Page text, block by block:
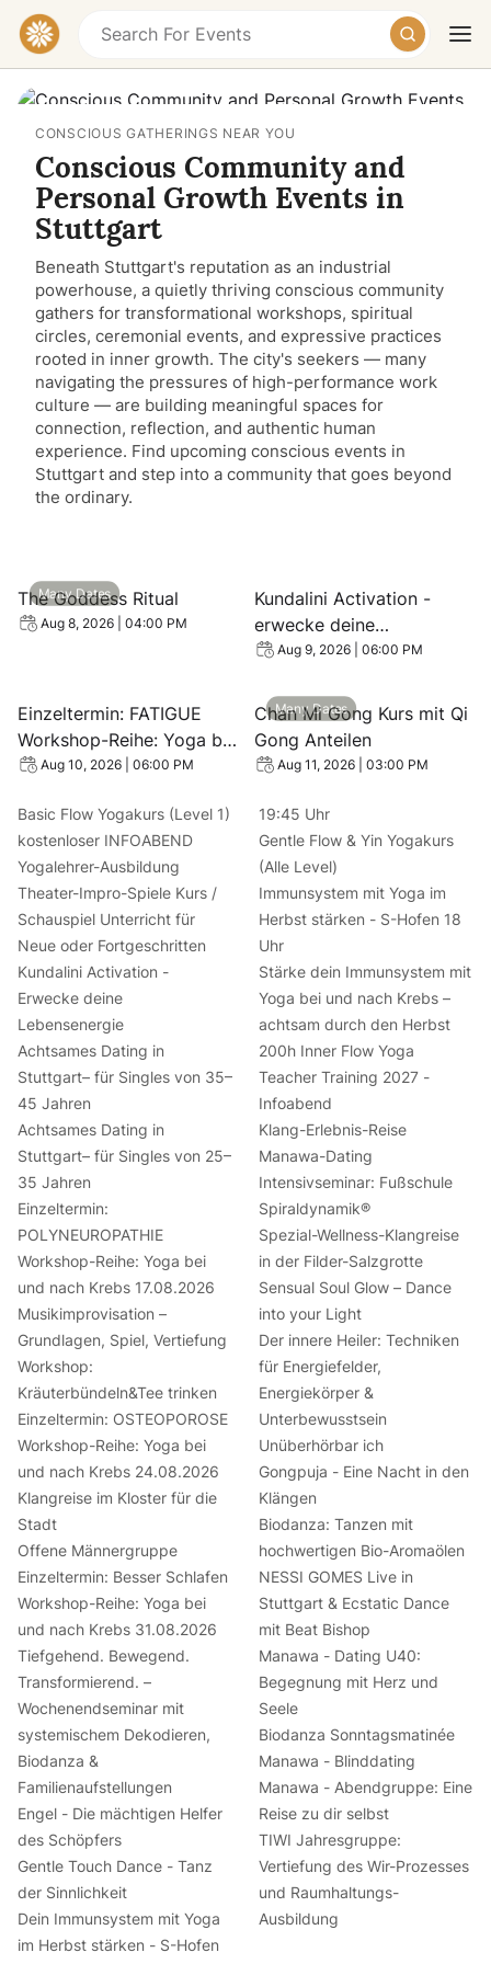
TodayTomorrowWeekend
CONSCIOUS GATHERINGS NEAR YOU
Conscious Community and
Personal Growth Events in
Stuttgart
Beneath Stuttgart's reputation as an industrial
powerhouse, a quietly thriving conscious community
gathers for transformational workshops, spiritual
circles, ceremonial events, and expressive practices
rooted in inner growth. The city's seekers — many
navigating the pressures of high-performance work
culture — are building meaningful spaces for
connection, reflection, and authentic human
experience. Find upcoming conscious events in
Stuttgart and step into a community that goes beyond
the ordinary.
View event: The Goddess Ritual
Many Dates
The Goddess Ritual
Aug 8, 2026 | 04:00 PM
Kundalini Activation -
erwecke deine
Lebensenergie
Aug 9, 2026 | 06:00 PM
View event: Einzeltermin: FATIGUE Workshop-Reihe:
Einzeltermin: FATIGUE
Workshop-Reihe: Yoga bei
und nach Krebs August
Aug 10, 2026 | 06:00 PM
View event: Chan Mi Gong
Many Dates
Chan Mi Gong Kurs mit Qi
Gong Anteilen
Aug 11, 2026 | 03:00 PM
Basic Flow Yogakurs (Level 1)
kostenloser INFOABEND
Yogalehrer-Ausbildung
Theater-Impro-Spiele Kurs /
Schauspiel Unterricht für
Neue oder Fortgeschritten
Kundalini Activation -
Erwecke deine
Lebensenergie
Achtsames Dating in
Stuttgart– für Singles von 35–
45 Jahren
Achtsames Dating in
Stuttgart– für Singles von 25–
35 Jahren
Einzeltermin:
POLYNEUROPATHIE
Workshop-Reihe: Yoga bei
und nach Krebs 17.08.2026
Musikimprovisation –
Grundlagen, Spiel, Vertiefung
Workshop:
Kräuterbündeln&Tee trinken
Einzeltermin: OSTEOPOROSE
Workshop-Reihe: Yoga bei
und nach Krebs 24.08.2026
Klangreise im Kloster für die
Stadt
Offene Männergruppe
Einzeltermin: Besser Schlafen
Workshop-Reihe: Yoga bei
und nach Krebs 31.08.2026
Tiefgehend. Bewegend.
Transformierend. –
Wochenendseminar mit
systemischem Dekodieren,
Biodanza &
Familienaufstellungen
Engel - Die mächtigen Helfer
des Schöpfers
Gentle Touch Dance - Tanz
der Sinnlichkeit
Dein Immunsystem mit Yoga
im Herbst stärken - S-Hofen
19:45 Uhr
Gentle Flow & Yin Yogakurs
(Alle Level)
Immunsystem mit Yoga im
Herbst stärken - S-Hofen 18
Uhr
Stärke dein Immunsystem mit
Yoga bei und nach Krebs –
achtsam durch den Herbst
200h Inner Flow Yoga
Teacher Training 2027 -
Infoabend
Klang-Erlebnis-Reise
Manawa-Dating
Intensivseminar: Fußschule
Spiraldynamik®
Spezial-Wellness-Klangreise
in der Filder-Salzgrotte
Sensual Soul Glow – Dance
into your Light
Der innere Heiler: Techniken
für Energiefelder,
Energiekörper &
Unterbewusstsein
Unüberhörbar ich
Gongpuja - Eine Nacht in den
Klängen
Biodanza: Tanzen mit
hochwertigen Bio-Aromaölen
NESSI GOMES Live in
Stuttgart & Ecstatic Dance
mit Beat Bishop
Manawa - Dating U40:
Begegnung mit Herz und
Seele
Biodanza Sonntagsmatinée
Manawa - Blinddating
Manawa - Abendgruppe: Eine
Reise zu dir selbst
TIWI Jahresgruppe:
Vertiefung des Wir-Prozesses
und Raumhaltungs-
Ausbildung